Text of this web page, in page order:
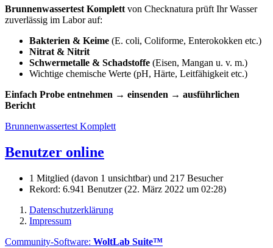
Brunnenwassertest Komplett von Checknatura prüft Ihr Wasser
zuverlässig im Labor auf:
Bakterien & Keime (E. coli, Coliforme, Enterokokken etc.)
Nitrat & Nitrit
Schwermetalle & Schadstoffe (Eisen, Mangan u. v. m.)
Wichtige chemische Werte (pH, Härte, Leitfähigkeit etc.)
Einfach Probe entnehmen → einsenden → ausführlichen
Bericht
Brunnenwassertest Komplett
Benutzer online
1 Mitglied (davon 1 unsichtbar) und 217 Besucher
Rekord: 6.941 Benutzer (22. März 2022 um 02:28)
Datenschutzerklärung
Impressum
Community-Software: WoltLab Suite™